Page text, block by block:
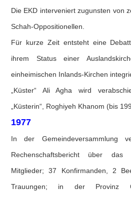
Die EKD interveniert zugunsten von
Schah-Oppositionellen.
Für kurze Zeit entsteht eine
ihrem Status einer
einheimischen Inlands-Kirchen
„Küster“ Ali Agha wird
„Küsterin“, Roghiyeh Khanom (bis
1977
In der Gemeindeversammlung
Rechenschaftsbericht über
Mitglieder; 37 Konfirmanden, 2
Trauungen; in der Provinz